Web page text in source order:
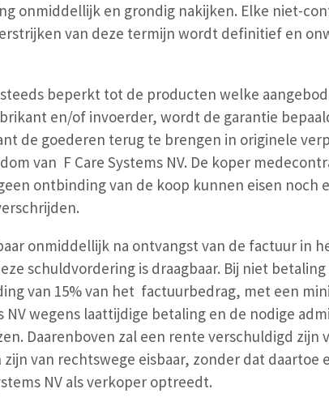
onmiddellijk en grondig nakijken. Elke niet-
van deze termijn wordt definitief en
steeds beperkt tot de producten welke
en/of invoerder, wordt de garantie
de goederen terug te brengen in originele
van F Care Systems NV. De koper
ontbinding van de koop kunnen eisen noch
onmiddellijk na ontvangst van de factuur in
schuldvordering is draagbaar. Bij niet
van 15% van het factuurbedrag, met een
wegens laattijdige betaling en de nodige
Daarenboven zal een rente verschuldigd zijn
van rechtswege eisbaar, zonder dat
NV als verkoper optreedt.